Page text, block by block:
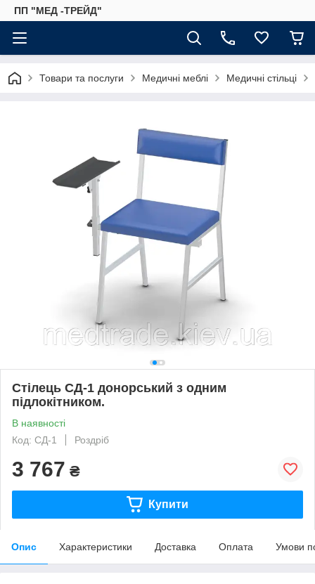
ПП "МЕД -ТРЕЙД"
Товари та послуги Медичні меблі Медичні стільці
Стілець СД-1 донорський з одним
підлокітником.
В наявності
Код: СД-1
Роздріб
3 767 ₴
Купити
Опис Характеристики Доставка Оплата Умови